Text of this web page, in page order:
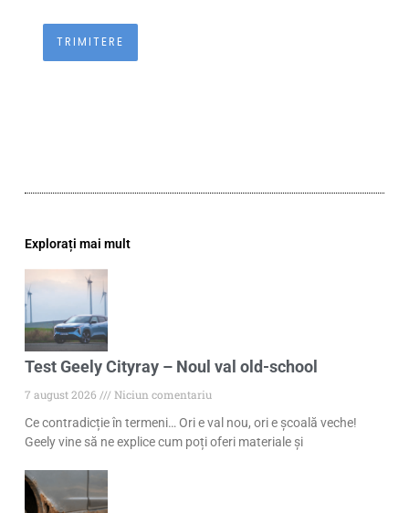
Explorați mai mult
Test Geely Cityray – Noul val old-school
7 august 2026
Niciun comentariu
Ce contradicție în termeni… Ori e val nou, ori e școală veche!
Geely vine să ne explice cum poți oferi materiale și